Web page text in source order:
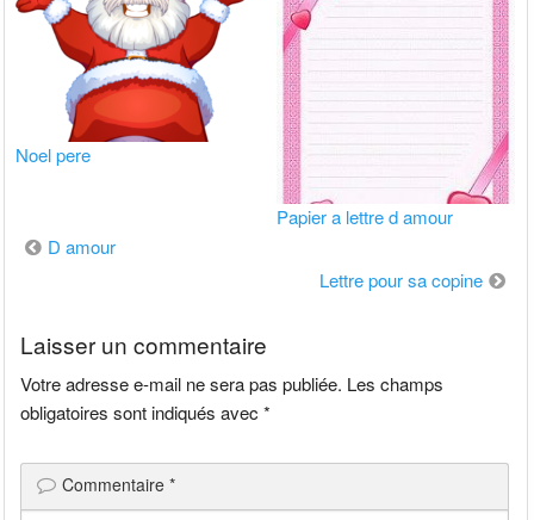
Noel pere
Papier a lettre d amour
Navigation
D amour
Lettre pour sa copine
Laisser un commentaire
Votre adresse e-mail ne sera pas publiée. Les champs
obligatoires sont indiqués avec*
Commentaire*